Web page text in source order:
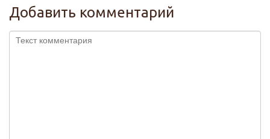
Добавить комментарий